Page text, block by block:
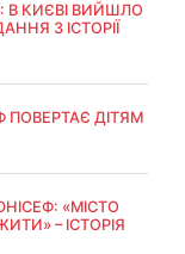
В КИЄВІ ВИЙШЛО
З ІСТОРІЇ
ДІТЯМ
«МІСТО
– ІСТОРІЯ